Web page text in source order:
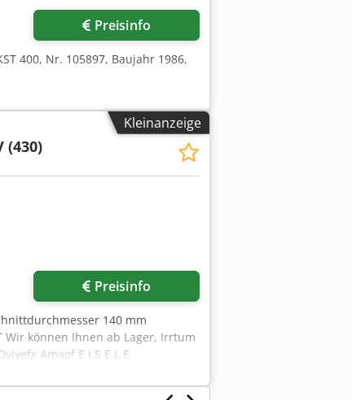
Preisinfo
400, Nr. 105897, Baujahr 1986,
Kleinanzeige
(430)
Preisinfo
140 mm
Wir können Ihnen ab Lager, Irrtum
Amaof E I S E L E
Baujahr 1989 _____ Sägeblatt-Æ
140 x 100 mm Vollmaterial vkt.